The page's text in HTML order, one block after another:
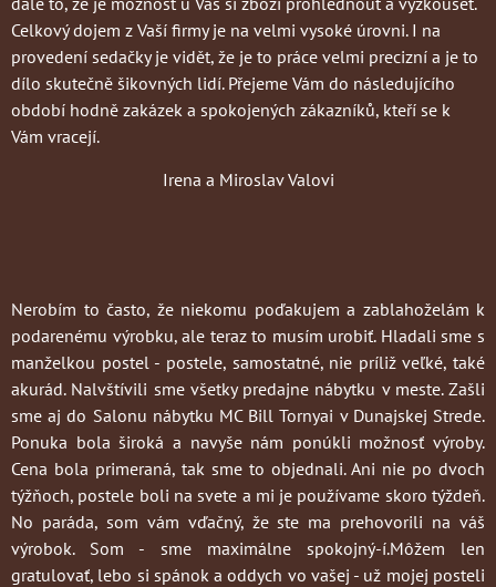
Celkový dojem z Vaší firmy je na velmi vysoké úrovni. I na
provedení sedačky je vidět, že je to práce velmi precizní a je to
dílo skutečně šikovných lidí. Přejeme Vám do následujícího
období hodně zakázek a spokojených zákazníků, kteří se k
Vám vracejí.
Irena a Miroslav Valovi
Nerobím to často, že niekomu poďakujem a zablahoželám k
podarenému výrobku, ale teraz to musím urobiť. Hladali sme s
manželkou postel - postele, samostatné, nie príliž veľké, také
akurád. Nalvštívili sme všetky predajne nábytku v meste. Zašli
sme aj do Salonu nábytku MC Bill Tornyai v Dunajskej Strede.
Ponuka bola široká a navyše nám ponúkli možnosť výroby.
Cena bola primeraná, tak sme to objednali. Ani nie po dvoch
týžňoch, postele boli na svete a mi je používame skoro týždeň.
No paráda, som vám vďačný, že ste ma prehovorili na váš
výrobok. Som - sme maximálne spokojný-í.Môžem len
gratulovať, lebo si spánok a oddych vo vašej - už mojej posteli